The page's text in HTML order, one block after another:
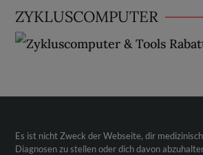
ZYKLUSCOMPUTER
Es ist nicht Zweck der Webseite, dir
Diagnosen zu stellen oder dich davon